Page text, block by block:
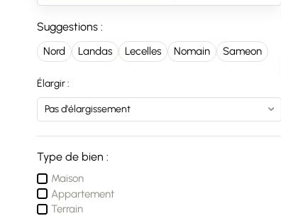
Suggestions :
Nord Landas Lecelles Nomain Sameon
Élargir :
Type de bien :
Maison
Appartement
Terrain